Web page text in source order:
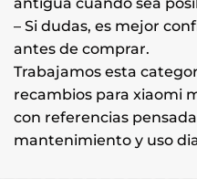
– Si dudas, es mejor
antes de comprar.
Trabajamos esta
recambios para xiaomi
con referencias
mantenimiento y uso